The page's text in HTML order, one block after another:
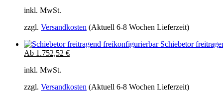
inkl. MwSt.
zzgl. Versandkosten (Aktuell 6-8 Wochen Lieferzeit)
Schiebetor
Ab 1.752,52 €
inkl. MwSt.
zzgl. Versandkosten (Aktuell 6-8 Wochen Lieferzeit)